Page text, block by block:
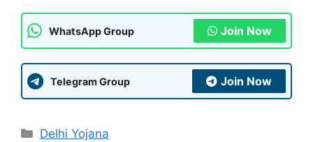
WhatsApp Group Join Now
Telegram Group Join Now
Categories
Delhi Yojana